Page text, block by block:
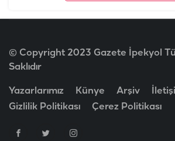
© Copyright 2023 Gazete İpekyol
Saklıdır
Yazarlarımız Künye Arşiv
Gizlilik Politikası
Çerez Politikası